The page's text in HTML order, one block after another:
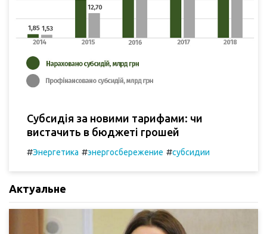
Субсидія за новими тарифами: чи
вистачить в бюджеті грошей
#Энергетика #энергосбережение #субсидии
Актуальне